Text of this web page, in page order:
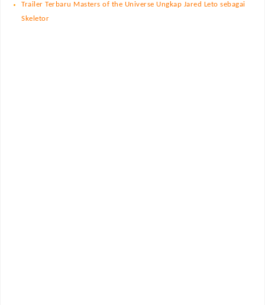
Trailer Terbaru Masters of the Universe Ungkap Jared Leto sebagai
Skeletor